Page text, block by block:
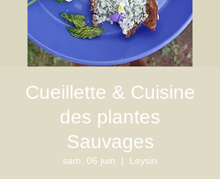
Cueillette & Cuisine
des plantes
Sauvages
sam. 06 juin
  |
Leysin